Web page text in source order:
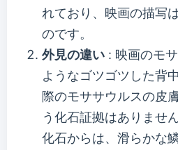
れており、映画の描写
のです。
外見の違い : 映画のモ
ようなゴツゴツした背
際のモササウルスの皮
う化石証拠はありませ
化石からは、滑らかな